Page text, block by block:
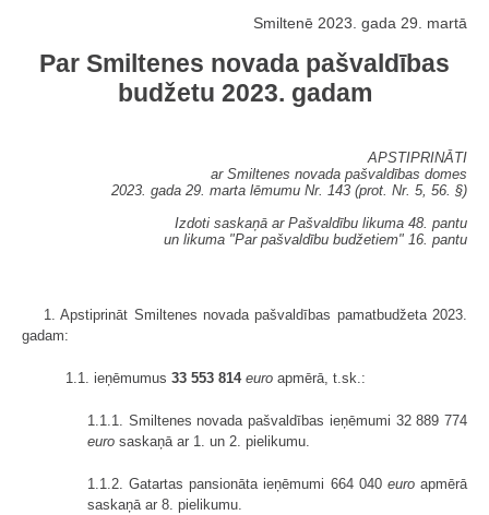
Smiltenē 2023. gada 29. martā
Par Smiltenes novada pašvaldības
budžetu 2023. gadam
APSTIPRINĀTI
ar Smiltenes novada pašvaldības domes
2023. gada 29. marta lēmumu Nr. 143 (prot. Nr. 5, 56. §)
Izdoti saskaņā ar Pašvaldību likuma 48. pantu
un likuma "Par pašvaldību budžetiem" 16. pantu
1. Apstiprināt Smiltenes novada pašvaldības pamatbudžeta 2023.
gadam:
1.1. ieņēmumus 33 553 814 euro apmērā, t.sk.:
1.1.1. Smiltenes novada pašvaldības ieņēmumi 32 889 774
euro saskaņā ar 1. un 2. pielikumu.
1.1.2. Gatartas pansionāta ieņēmumi 664 040 euroapmērā
saskaņā ar 8. pielikumu.